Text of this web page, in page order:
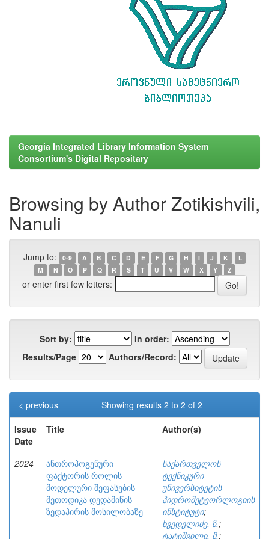
Georgia Integrated Library Information System
Consortium's Digital Repositary
Browsing by Author Zotikishvili,
Nanuli
Jump to: 0-9 A B C D E F G H I J K
L
M
N O P Q R S T U V W X Y Z
or enter first few letters:
Sort by:
In order:
Results/Page
Authors/Record:
Showing results 2 to 2 of 2
< previous
Issue
Date
Title Author(s)
2024
ანთროპოგენური
ფაქტორის როლის
მოდელური შეფასების
მეთოდიკა დედამიწის
ზედაპირის მოსილობაზე
საქართველოს
ტექნიკური
უნივერსიტეტის
ჰიდრომეტეორლოგიის
ინსტიტუტი;
ხვედელიძე, ზ.;
ტატიშვილი, მ.;